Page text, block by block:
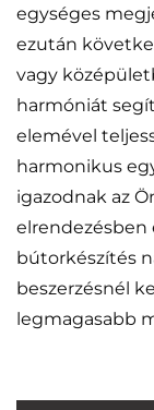
egységes
ezután
vagy
harmóniát
elemével
harmonikus
igazodnak az
elrendezésben
bútorkészítés
beszerzésnél
legmagasabb